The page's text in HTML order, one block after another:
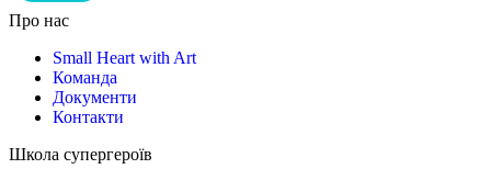
Про нас
Small Heart with Art
Команда
Документи
Контакти
Школа супергероїв